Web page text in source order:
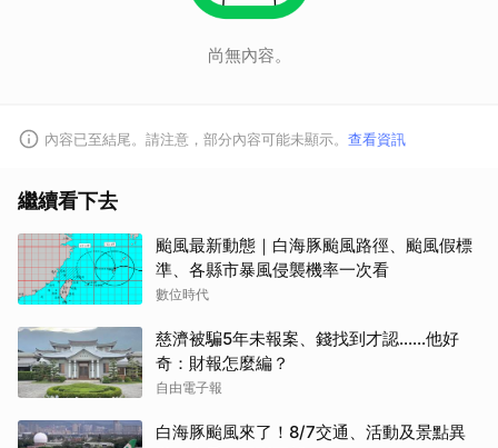
尚無內容。
內容已至結尾。請注意，部分內容可能未顯示。 查看資訊
繼續看下去
颱風最新動態｜白海豚颱風路徑、颱風假標
準、各縣市暴風侵襲機率一次看
數位時代
慈濟被騙5年未報案、錢找到才認......他好
奇：財報怎麼編？
自由電子報
白海豚颱風來了！8/7交通、活動及景點異